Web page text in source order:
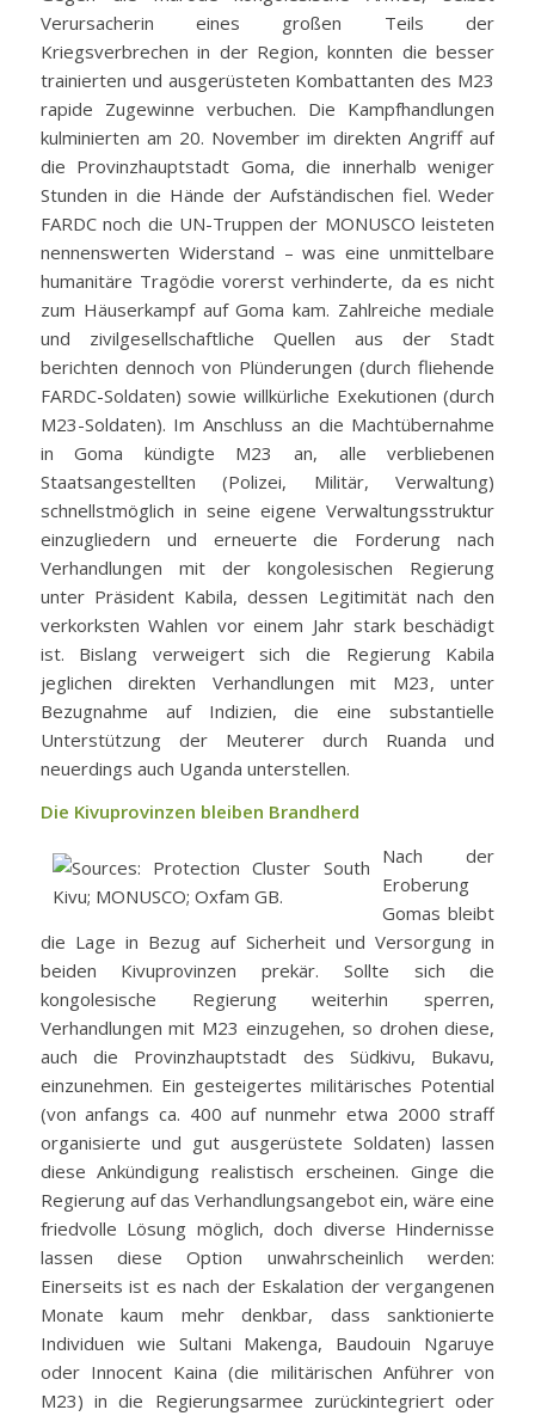
Verursacherin eines großen Teils der
Kriegsverbrechen in der Region, konnten die besser
trainierten und ausgerüsteten Kombattanten des M23
rapide Zugewinne verbuchen. Die Kampfhandlungen
kulminierten am 20. November im direkten Angriff auf
die Provinzhauptstadt Goma, die innerhalb weniger
Stunden in die Hände der Aufständischen fiel. Weder
FARDC noch die UN-Truppen der MONUSCO leisteten
nennenswerten Widerstand – was eine unmittelbare
humanitäre Tragödie vorerst verhinderte, da es nicht
zum Häuserkampf auf Goma kam. Zahlreiche mediale
und zivilgesellschaftliche Quellen aus der Stadt
berichten dennoch von Plünderungen (durch fliehende
FARDC-Soldaten) sowie willkürliche Exekutionen (durch
M23-Soldaten). Im Anschluss an die Machtübernahme
in Goma kündigte M23 an, alle verbliebenen
Staatsangestellten (Polizei, Militär, Verwaltung)
schnellstmöglich in seine eigene Verwaltungsstruktur
einzugliedern und erneuerte die Forderung nach
Verhandlungen mit der kongolesischen Regierung
unter Präsident Kabila, dessen Legitimität nach den
verkorksten Wahlen vor einem Jahr stark beschädigt
ist. Bislang verweigert sich die Regierung Kabila
jeglichen direkten Verhandlungen mit M23, unter
Bezugnahme auf Indizien, die eine substantielle
Unterstützung der Meuterer durch Ruanda und
neuerdings auch Uganda unterstellen.
Die Kivuprovinzen bleiben Brandherd
Nach der
Eroberung
Gomas bleibt
die Lage in Bezug auf Sicherheit und Versorgung in
beiden Kivuprovinzen prekär. Sollte sich die
kongolesische Regierung weiterhin sperren,
Verhandlungen mit M23 einzugehen, so drohen diese,
auch die Provinzhauptstadt des Südkivu, Bukavu,
einzunehmen. Ein gesteigertes militärisches Potential
(von anfangs ca. 400 auf nunmehr etwa 2000 straff
organisierte und gut ausgerüstete Soldaten) lassen
diese Ankündigung realistisch erscheinen. Ginge die
Regierung auf das Verhandlungsangebot ein, wäre eine
friedvolle Lösung möglich, doch diverse Hindernisse
lassen diese Option unwahrscheinlich werden:
Einerseits ist es nach der Eskalation der vergangenen
Monate kaum mehr denkbar, dass sanktionierte
Individuen wie Sultani Makenga, Baudouin Ngaruye
oder Innocent Kaina (die militärischen Anführer von
M23) in die Regierungsarmee zurückintegriert oder